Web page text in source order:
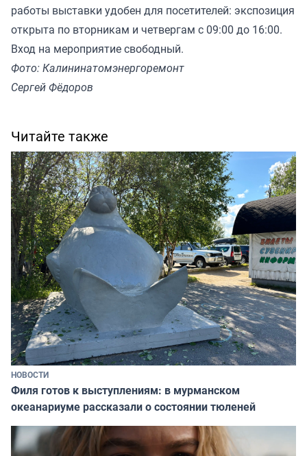
работы выставки удобен для посетителей: экспозиция
открыта по вторникам и четвергам с 09:00 до 16:00.
Вход на мероприятие свободный.
Фото: Калининатомэнергоремонт
Сергей Фёдоров
Читайте также
НОВОСТИ
Филя готов к выступлениям: в мурманском
океанариуме рассказали о состоянии тюленей